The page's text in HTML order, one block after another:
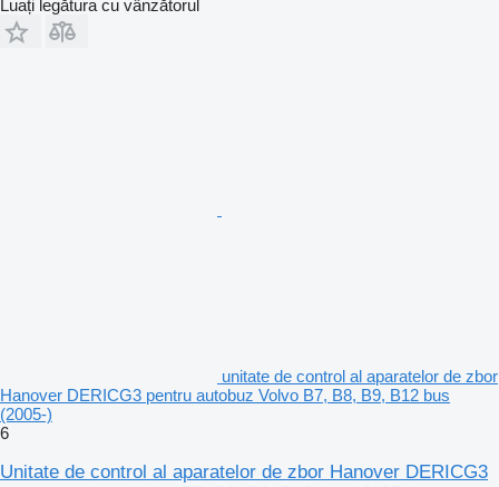
Luați legătura cu vânzătorul
unitate de control al aparatelor de zbor
Hanover DERICG3 pentru autobuz Volvo B7, B8, B9, B12 bus
(2005-)
6
Unitate de control al aparatelor de zbor Hanover DERICG3